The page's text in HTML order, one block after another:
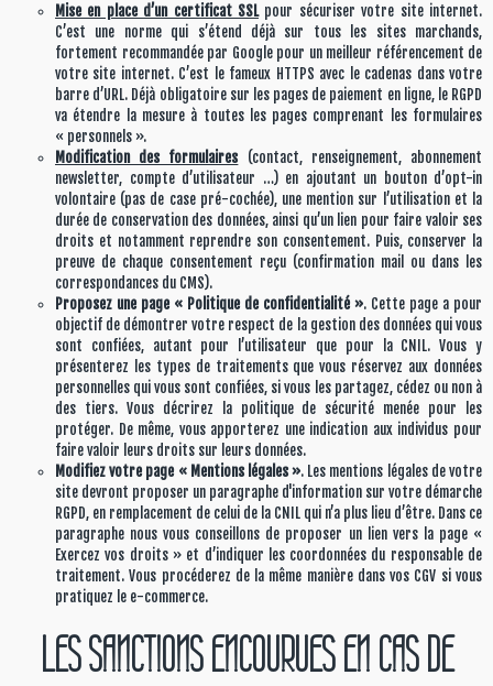
Mise en place d’un certificat SSLpour sécuriser votre site internet.
C’est une norme qui s’étend déjà sur tous les sites marchands,
fortement recommandée par Google pour un meilleur référencement de
votre site internet. C’est le fameux HTTPS avec le cadenas dans votre
barre d’URL. Déjà obligatoire sur les pages de paiement en ligne, le RGPD
va étendre la mesure à toutes les pages comprenant les formulaires
« personnels ».
Modification des formulaires (contact, renseignement, abonnement
newsletter, compte d’utilisateur …) en ajoutant un bouton d’opt-in
volontaire (pas de case pré-cochée), une mention sur l’utilisation et la
durée de conservation des données, ainsi qu’un lien pour faire valoir ses
droits et notamment reprendre son consentement. Puis, conserver la
preuve de chaque consentement reçu (confirmation mail ou dans les
correspondances du CMS).
Proposez une page « Politique de confidentialité ». Cette page a pour
objectif de démontrer votre respect de la gestion des données qui vous
sont confiées, autant pour l’utilisateur que pour la CNIL. Vous y
présenterez les types de traitements que vous réservez aux données
personnelles qui vous sont confiées, si vous les partagez, cédez ou non à
des tiers. Vous décrirez la politique de sécurité menée pour les
protéger. De même, vous apporterez une indication aux individus pour
faire valoir leurs droits sur leurs données.
Modifiez votre page « Mentions légales ». Les mentions légales de votre
site devront proposer un paragraphe d'information sur votre démarche
RGPD, en remplacement de celui de la CNIL qui n’a plus lieu d’être. Dans ce
paragraphe nous vous conseillons de proposer un lien vers la page «
Exercez vos droits » et d’indiquer les coordonnées du responsable de
traitement. Vous procéderez de la même manière dans vos CGV si vous
pratiquez le e-commerce.
LES SANCTIONS ENCOURUES EN CAS DE